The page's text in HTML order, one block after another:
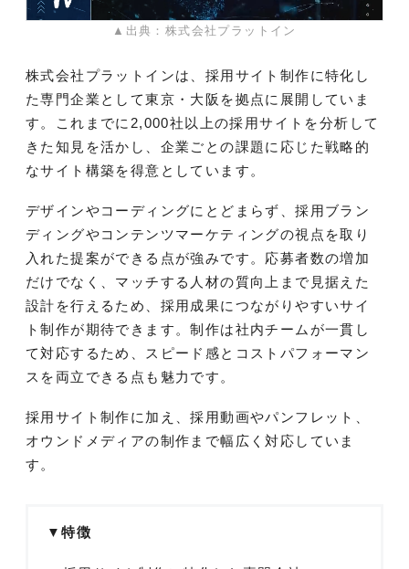
▲出典：株式会社プラットイン
株式会社プラットインは、採用サイト制作に特化し
た専門企業として東京・大阪を拠点に展開していま
す。これまでに2,000社以上の採用サイトを分析して
きた知見を活かし、企業ごとの課題に応じた戦略的
なサイト構築を得意としています。
デザインやコーディングにとどまらず、採用ブラン
ディングやコンテンツマーケティングの視点を取り
入れた提案ができる点が強みです。応募者数の増加
だけでなく、マッチする人材の質向上まで見据えた
設計を行えるため、採用成果につながりやすいサイ
ト制作が期待できます。制作は社内チームが一貫し
て対応するため、スピード感とコストパフォーマン
スを両立できる点も魅力です。
採用サイト制作に加え、採用動画やパンフレット、
オウンドメディアの制作まで幅広く対応していま
す。
▼特徴